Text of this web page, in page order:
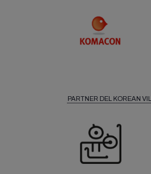
PARTNER DEL KOREAN